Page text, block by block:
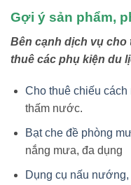
Gợi ý sản phẩm,
Bên cạnh dịch vụ cho
thuê các phụ kiện du
Cho thuê chiếu cách
thấm nước.
Bạt che đề phòng
nắng mưa, đa dụng
Dụng cụ nấu nướng,